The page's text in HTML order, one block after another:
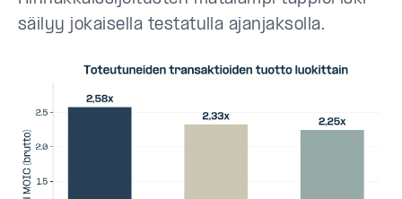
säilyy jokaisella testatulla ajanjaksolla.